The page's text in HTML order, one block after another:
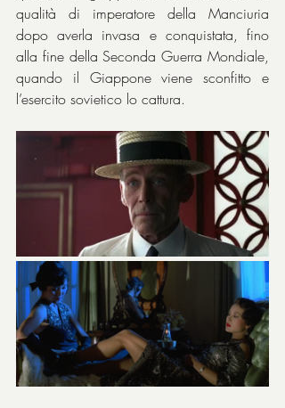
qualità di imperatore della Manciuria
dopo averla invasa e conquistata, fino
alla fine della Seconda Guerra Mondiale,
quando il Giappone viene sconfitto e
l’esercito sovietico lo cattura.